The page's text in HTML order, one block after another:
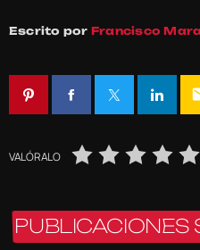
Escrito por Francisco
VALÓRALO
PUBLICACIONES